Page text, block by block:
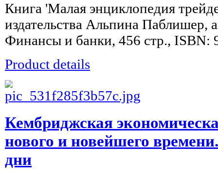
Книга 'Малая энциклопедия
издательства Альпина Паблишер,
Финансы и банки, 456 стр., ISBN:
Product details
Кембриджская
нового и новейшего
дни